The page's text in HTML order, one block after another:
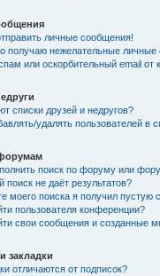
личные сообщения!
получаю нежелательные личные
или оскорбительный email от
списки друзей и недругов?
удалять пользователей в
поиск по форуму или
не даёт результатов?
моего поиска я получил пустую
пользователя конференции?
свои сообщения и созданные
закладки
отличаются от подписок?